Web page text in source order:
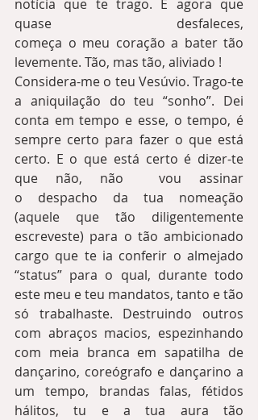
notícia que te trago. E agora que
quase desfaleces,
começa o meu coração a bater tão
levemente. Tão, mas tão, aliviado !
Considera-me o teu Vesúvio. Trago-te
a aniquilação do teu “sonho”. Dei
conta em tempo e esse, o tempo, é
sempre certo para fazer o que está
certo. E o que está certo é dizer-te
que não, não  vou assinar
o despacho da tua nomeação
(aquele que tão diligentemente
escreveste) para o tão ambicionado
cargo que te ia conferir o almejado
“status” para o qual, durante todo
este meu e teu mandatos, tanto e tão
só trabalhaste. Destruindo outros
com abraços macios, espezinhando
com meia branca em sapatilha de
dançarino, coreógrafo e dançarino a
um tempo, brandas falas, fétidos
hálitos, tu e a tua aura tão